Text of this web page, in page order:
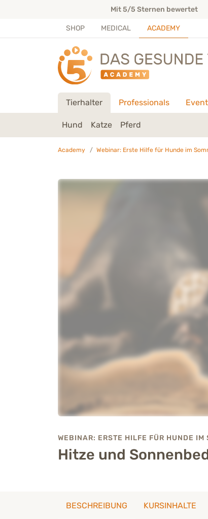
Mit 5/5 Sternen bewertet
SHOP MEDICAL ACADEMY
Tierhalter Professionals
Hund Katze Pferd
Academy Webinar: Erste Hilfe für Hunde im
WEBINAR: ERSTE HILFE FÜR HUNDE
Hitze und
BESCHREIBUNG KURSINHALTE